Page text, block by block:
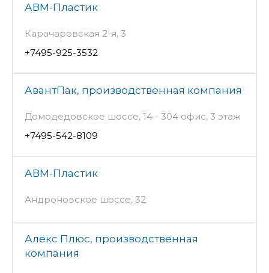
АВМ-Пластик
Карачаровская 2-я, 3
+7495-925-3532
АвантПак, производственная компания
Домодедовское шоссе, 14 - 304 офис, 3 этаж
+7495-542-8109
АВМ-Пластик
Андроновское шоссе, 32
Алекс Плюс, производственная
компания